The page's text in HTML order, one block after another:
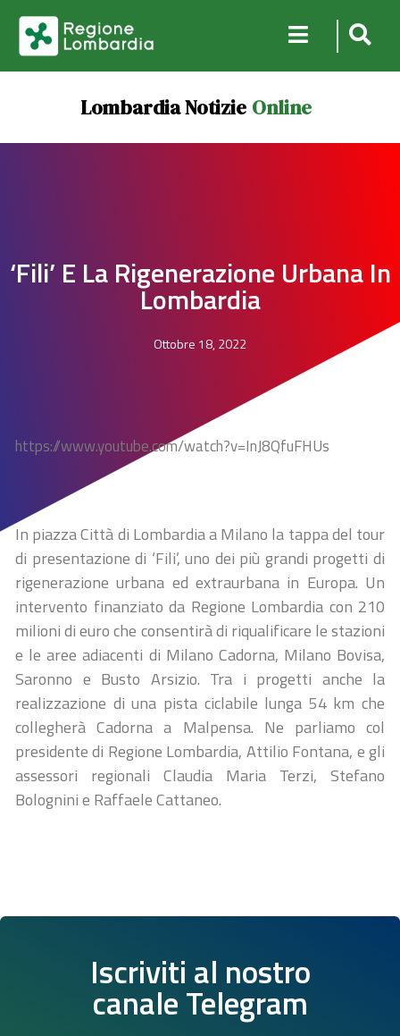
Lombardia Notizie Online
‘Fili’ E La Rigenerazione Urbana In
Lombardia
Ottobre 18, 2022
https://www.youtube.com/watch?v=InJ8QfuFHUs
In piazza Città di Lombardia a Milano la tappa del tour
di presentazione di ‘Fili’, uno dei più grandi progetti di
rigenerazione urbana ed extraurbana in Europa. Un
intervento finanziato da Regione Lombardia con 210
milioni di euro che consentirà di riqualificare le stazioni
e le aree adiacenti di Milano Cadorna, Milano Bovisa,
Saronno e Busto Arsizio. Tra i progetti anche la
realizzazione di una pista ciclabile lunga 54 km che
collegherà Cadorna a Malpensa. Ne parliamo col
presidente di Regione Lombardia, Attilio Fontana, e gli
assessori regionali Claudia Maria Terzi, Stefano
Bolognini e Raffaele Cattaneo.
Iscriviti al nostro
canale Telegram